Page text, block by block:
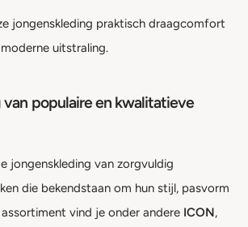
jongenskleding praktisch draagcomfort
uitstraling.
populaire en kwalitatieve
jongenskleding van zorgvuldig
die bekendstaan om hun stijl, pasvorm
vind je onder andere ICON,